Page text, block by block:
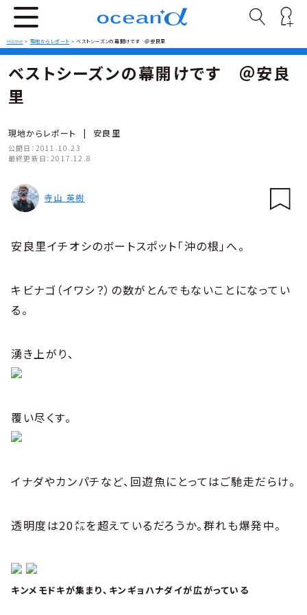
Home > 現地からレポート >ベストシーズンの幕開けです ＠安良里
ベストシーズンの幕開けです ＠安良
里
現地からレポート | 安良里
公開日： 2011.10.23
最終更新日： 2017.12.8
寺山 英樹
安良里イチオシのボートスポット「沖の根」へ。
キビナゴ（イワシ？）の数がとんでもないことになってい
る。
湧き上がり、
覆い尽くす。
イナダやカンパチなど、回遊魚にとってはご馳走だらけ。
透明度は20㍍を超えているだろうか。群れも爆発中。
キンメモドキが集まり、キンギョハナダイが広がっている